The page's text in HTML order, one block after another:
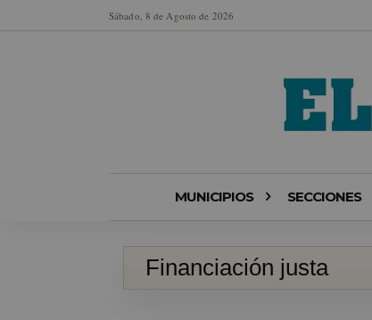
Sábado, 8 de Agosto de 2026
MUNICIPIOS SECCIONES
Financiación justa